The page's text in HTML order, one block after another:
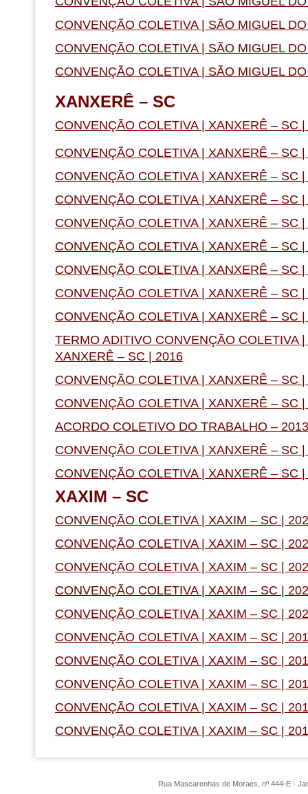
CONVENÇÃO COLETIVA | SÃO MIGUEL
CONVENÇÃO COLETIVA | SÃO MIGUEL
CONVENÇÃO COLETIVA | SÃO MIGUEL
XANXERÊ – SC
CONVENÇÃO COLETIVA | XANXERÊ – SC
CONVENÇÃO COLETIVA | XANXERÊ – SC
CONVENÇÃO COLETIVA | XANXERÊ – SC
CONVENÇÃO COLETIVA | XANXERÊ – SC
CONVENÇÃO COLETIVA | XANXERÊ – SC
CONVENÇÃO COLETIVA | XANXERÊ – SC
CONVENÇÃO COLETIVA | XANXERÊ – SC
CONVENÇÃO COLETIVA | XANXERÊ – SC
CONVENÇÃO COLETIVA | XANXERÊ – SC
TERMO ADITIVO CONVENÇÃO COLETIVA
XANXERÊ – SC | 2016
CONVENÇÃO COLETIVA | XANXERÊ – SC
CONVENÇÃO COLETIVA | XANXERÊ – SC
ACORDO COLETIVO DO TRABALHO – 2013
CONVENÇÃO COLETIVA | XANXERÊ – SC
CONVENÇÃO COLETIVA | XANXERÊ – SC |
XAXIM – SC
CONVENÇÃO COLETIVA | XAXIM – SC |
CONVENÇÃO COLETIVA | XAXIM – SC |
CONVENÇÃO COLETIVA | XAXIM – SC |
CONVENÇÃO COLETIVA | XAXIM – SC |
CONVENÇÃO COLETIVA | XAXIM – SC |
CONVENÇÃO COLETIVA | XAXIM – SC |
CONVENÇÃO COLETIVA | XAXIM – SC |
CONVENÇÃO COLETIVA | XAXIM – SC |
CONVENÇÃO COLETIVA | XAXIM – SC |
CONVENÇÃO COLETIVA | XAXIM – SC |
Rua Mascarenhas de Moraes, nº 444-E -